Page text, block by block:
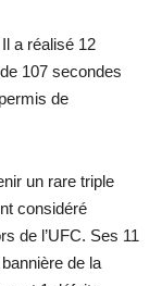
a réalisé 12
107 secondes
de
un rare triple
considéré
de l’UFC. Ses 11
de la